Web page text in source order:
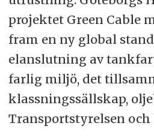
projektet Green Cable
fram en ny global
elanslutning av
farlig miljö, det
klassningssällskap,
Transportstyrelsen och